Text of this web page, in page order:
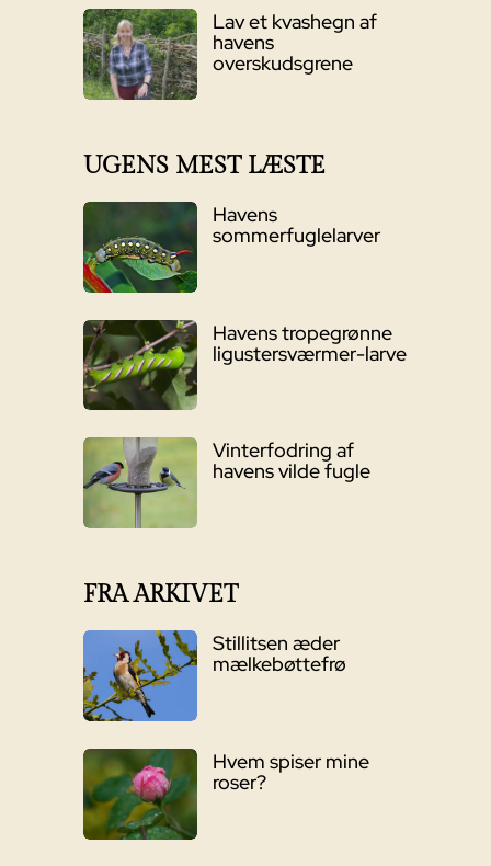
Lav et kvashegn af
havens
overskudsgrene
UGENS MEST LÆSTE
Havens
sommerfuglelarver
Havens tropegrønne
ligustersværmer-larve
Vinterfodring af
havens vilde fugle
FRA ARKIVET
Stillitsen æder
mælkebøttefrø
Hvem spiser mine
roser?